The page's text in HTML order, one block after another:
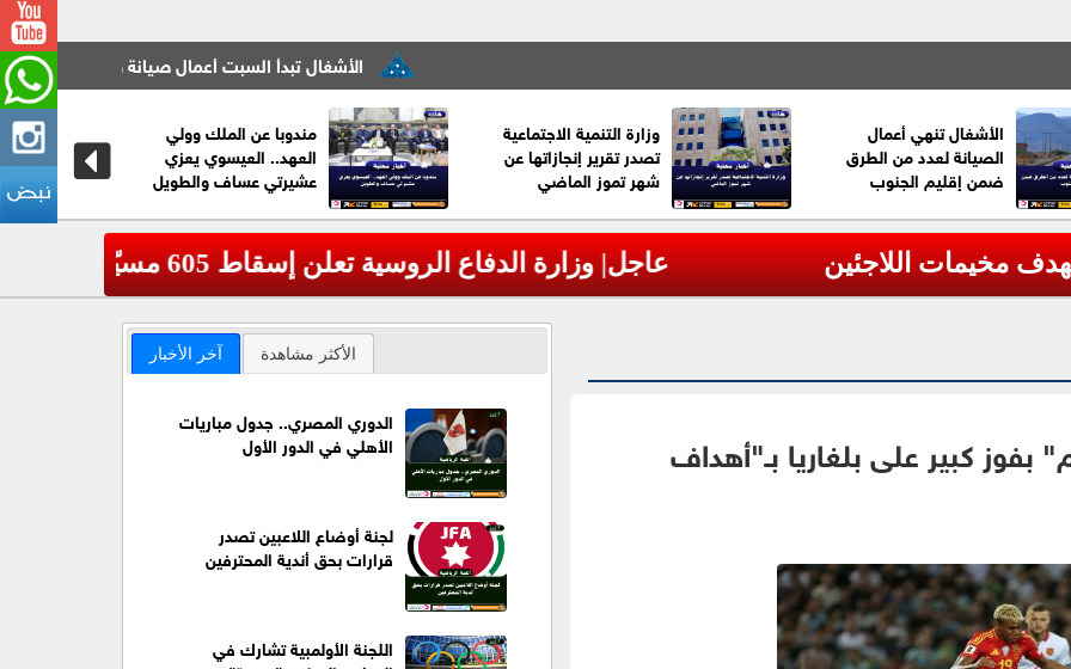
الأشغال تبدأ السبت أعمال صيانة طريق معان –
الأشغال تنهي أعمال
الصيانة لعدد من الطرق
ضمن إقليم الجنوب
وزارة التنمية الاجتماعية
تصدر تقرير إنجازاتها عن
شهر تموز الماضي
مندوبا عن الملك وولي
العهد.. العيسوي يعزي
عشيرتي عساف والطويل
أوكرانية خلال الليل
كبير على بلغاريا بـ"أهداف
آخر الأخبار الأكثر مشاهدة
الدوري المصري.. جدول مباريات
الأهلي في الدور الأول
لجنة أوضاع اللاعبين تصدر
قرارات بحق أندية المحترفين
اللجنة الأولمبية تشارك في